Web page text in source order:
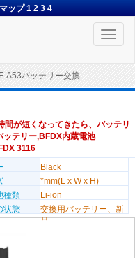
ップ 1 2 3 4
Toggle
A53バッテリー交換
が短くなってきたら、バッテリ
ッテリー,BFDX内蔵電池
3116
Black
*mm(L x W x H)
種類
Li-ion
状態
交換用バッテリー、新
品